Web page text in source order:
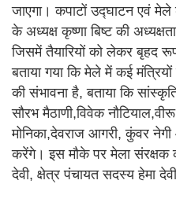
जाएगा। कपाटों उद्घाटन एवं
के अध्यक्ष कृष्णा बिष्ट की
जिसमें तैयारियों को लेकर बृहद
बताया गया कि मेले में कई
की संभावना है, बताया कि
सौरभ मैठाणी,विवेक
मोनिका,देवराज आगरी, कुंवर नेगी
करेंगे। इस मौके पर मेला संरक्षक
देवी, क्षेत्र पंचायत सदस्य हेमा